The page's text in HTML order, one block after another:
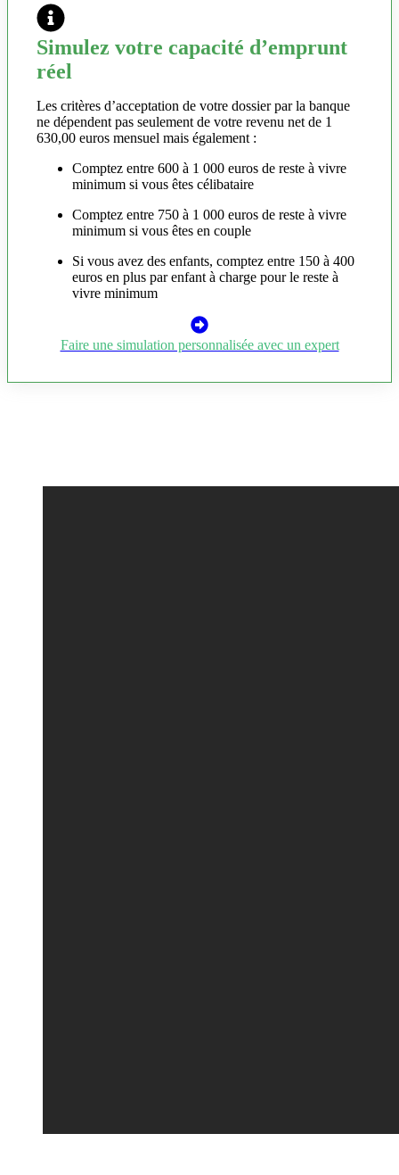
Simulez votre capacité d’emprunt
réel
Les critères d’acceptation de votre dossier par la banque
ne dépendent pas seulement de votre revenu net de 1
630,00 euros mensuel mais également :
Comptez entre 600 à 1 000 euros de reste à vivre
minimum si vous êtes célibataire
Comptez entre 750 à 1 000 euros de reste à vivre
minimum si vous êtes en couple
Si vous avez des enfants, comptez entre 150 à 400
euros en plus par enfant à charge pour le reste à
vivre minimum
Faire une simulation personnalisée avec un expert